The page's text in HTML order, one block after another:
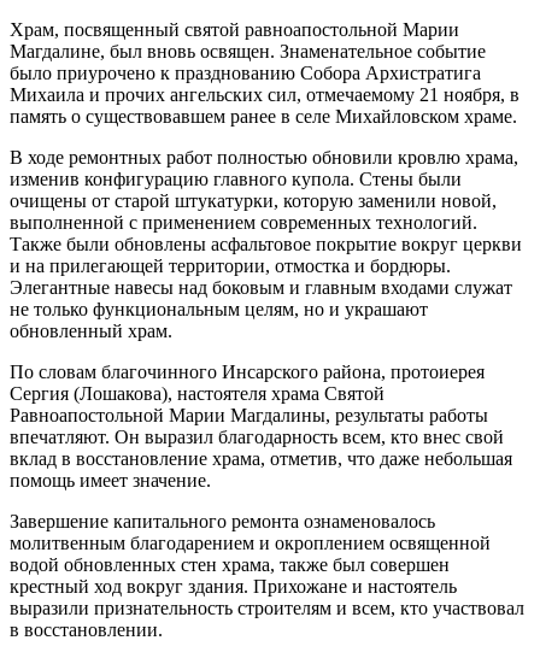
Храм, посвященный святой равноапостольной Марии
Магдалине, был вновь освящен. Знаменательное событие
было приурочено к празднованию Собора Архистратига
Михаила и прочих ангельских сил, отмечаемому 21 ноября, в
память о существовавшем ранее в селе Михайловском храме.
В ходе ремонтных работ полностью обновили кровлю храма,
изменив конфигурацию главного купола. Стены были
очищены от старой штукатурки, которую заменили новой,
выполненной с применением современных технологий.
Также были обновлены асфальтовое покрытие вокруг церкви
и на прилегающей территории, отмостка и бордюры.
Элегантные навесы над боковым и главным входами служат
не только функциональным целям, но и украшают
обновленный храм.
По словам благочинного Инсарского района, протоиерея
Сергия (Лошакова), настоятеля храма Святой
Равноапостольной Марии Магдалины, результаты работы
впечатляют. Он выразил благодарность всем, кто внес свой
вклад в восстановление храма, отметив, что даже небольшая
помощь имеет значение.
Завершение капитального ремонта ознаменовалось
молитвенным благодарением и окроплением освященной
водой обновленных стен храма, также был совершен
крестный ход вокруг здания. Прихожане и настоятель
выразили признательность строителям и всем, кто участвовал
в восстановлении.